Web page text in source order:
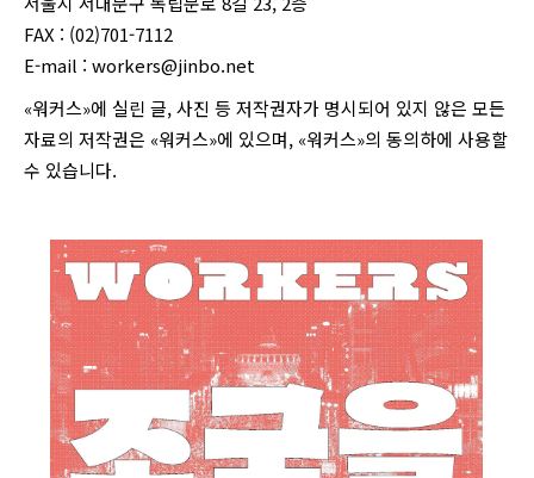
FAX : (02)701-7112
E-mail : workers@jinbo.net
«워커스»에 실린 글, 사진 등 저작권자가 명시되어 있지 않은 모든
자료의 저작권은 «워커스»에 있으며, «워커스»의 동의하에 사용할
수 있습니다.